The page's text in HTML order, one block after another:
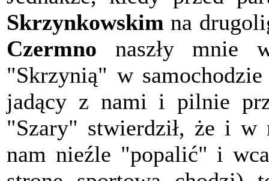
Skrzynkowskim na
Czermno naszły mnie
"Skrzynią" w
jadący z nami i pilnie
"Szary" stwierdził, że i w
nam nieźle "popalić" i